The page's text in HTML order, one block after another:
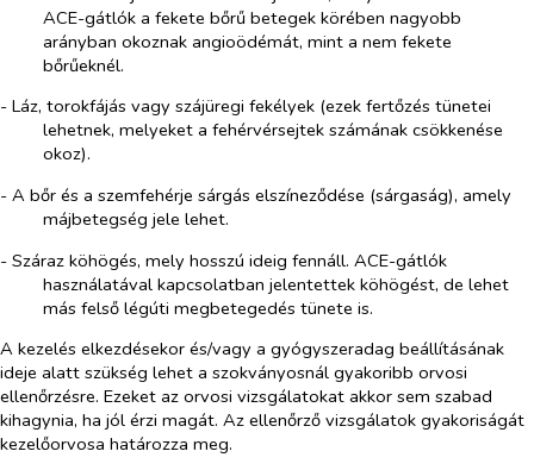
ACE-gátlók a fekete bőrű betegek körében nagyobb
arányban okoznak angioödémát, mint a nem fekete
bőrűeknél.
- Láz, torokfájás vagy szájüregi fekélyek (ezek fertőzés tünetei
lehetnek, melyeket a fehérvérsejtek számának csökkenése
okoz).
- A bőr és a szemfehérje sárgás elszíneződése (sárgaság), amely
májbetegség jele lehet.
- Száraz köhögés, mely hosszú ideig fennáll. ACE-gátlók
használatával kapcsolatban jelentettek köhögést, de lehet
más felső légúti megbetegedés tünete is.
A kezelés elkezdésekor és/vagy a gyógyszeradag beállításának
ideje alatt szükség lehet a szokványosnál gyakoribb orvosi
ellenőrzésre. Ezeket az orvosi vizsgálatokat akkor sem szabad
kihagynia, ha jól érzi magát. Az ellenőrző vizsgálatok gyakoriságát
kezelőorvosa határozza meg.